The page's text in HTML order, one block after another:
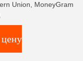
Union, MoneyGram